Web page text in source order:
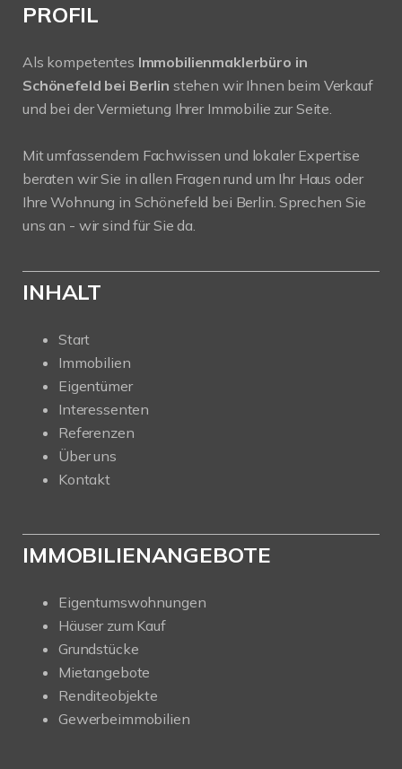
PROFIL
Als kompetentes Immobilienmaklerbüro in
Schönefeld bei Berlin stehen wir Ihnen beim Verkauf
und bei der Vermietung Ihrer Immobilie zur Seite.
Mit umfassendem Fachwissen und lokaler Expertise
beraten wir Sie in allen Fragen rund um Ihr Haus oder
Ihre Wohnung in Schönefeld bei Berlin. Sprechen Sie
uns an - wir sind für Sie da.
INHALT
Start
Immobilien
Eigentümer
Interessenten
Referenzen
Über uns
Kontakt
IMMOBILIENANGEBOTE
Eigentumswohnungen
Häuser zum Kauf
Grundstücke
Mietangebote
Renditeobjekte
Gewerbeimmobilien